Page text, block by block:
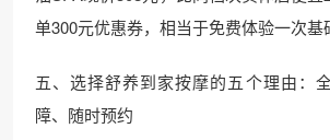
单300元优惠券，相当于免费体验一次基
五、选择舒养到家按摩的五个理由：
障、随时预约